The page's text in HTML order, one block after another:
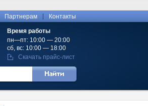
Партнерам Контакты
Время работы
пн—пт: 10:00 — 20:00
сб, вс: 10:00 — 18:00
Скачать прайс-лист